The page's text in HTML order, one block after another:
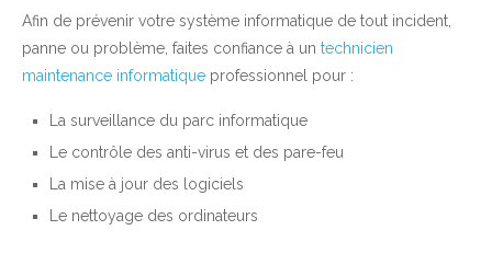
Afin de prévenir votre système informatique de tout incident,
panne ou problème, faites confiance à un technicien
maintenance informatique professionnel pour :
La surveillance du parc informatique
Le contrôle des anti-virus et des pare-feu
La mise à jour des logiciels
Le nettoyage des ordinateurs